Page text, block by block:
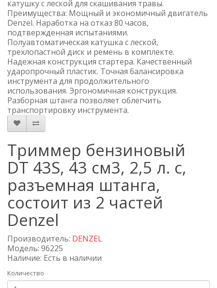
катушку с леской для скашивания травы.
Преимущества: Мощный и экономичный двигатель
Denzel. Наработка на отказ 80 часов,
подтвержденная испытаниями.
Полуавтоматическая катушка с леской,
трехлопастной диск и ремень в комплекте.
Надежная конструкция стартера. Качественный
ударопрочный пластик. Точная балансировка
инструмента для продолжительного
использования. Эргономичная конструкция.
Разборная штанга позволяет облегчить
транспортировку инструмента.
Триммер бензиновый
DT 43S, 43 см3, 2,5 л. с,
разъемная штанга,
состоит из 2 частей
Denzel
Производитель: DENZEL
Модель: 96225
Наличие: Есть в наличии
Количество